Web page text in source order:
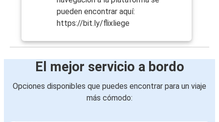
pueden encontrar aquí:
https://bit.ly/flixliege
El mejor servicio a bordo
Opciones disponibles que puedes encontrar para un viaje
más cómodo: